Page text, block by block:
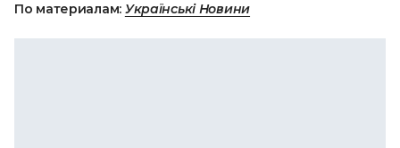
По материалам: Українські Новини